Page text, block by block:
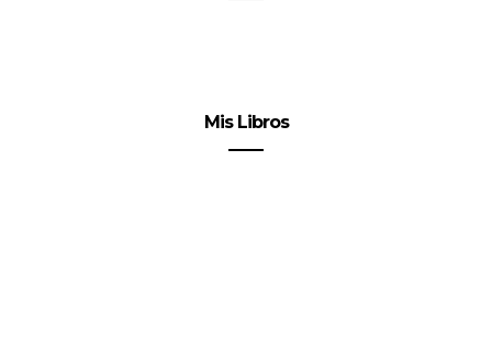
Mis Libros